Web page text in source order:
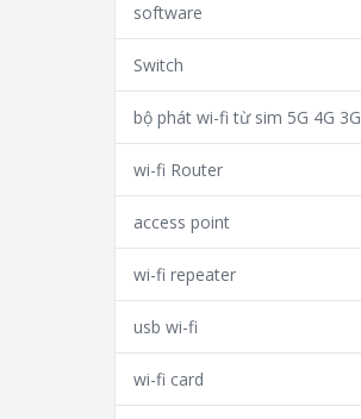
software
Switch
bộ phát wi-fi từ sim 5G 4G 3G
wi-fi Router
access point
wi-fi repeater
usb wi-fi
wi-fi card